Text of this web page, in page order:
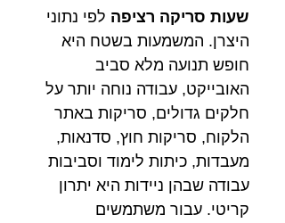
שעות סריקה רציפה לפי נתוני
היצרן. המשמעות בשטח היא
חופש תנועה מלא סביב
האובייקט, עבודה נוחה יותר על
חלקים גדולים, סריקות באתר
הלקוח, סריקות חוץ, סדנאות,
מעבדות, כיתות לימוד וסביבות
עבודה שבהן ניידות היא יתרון
קריטי. עבור משתמשים